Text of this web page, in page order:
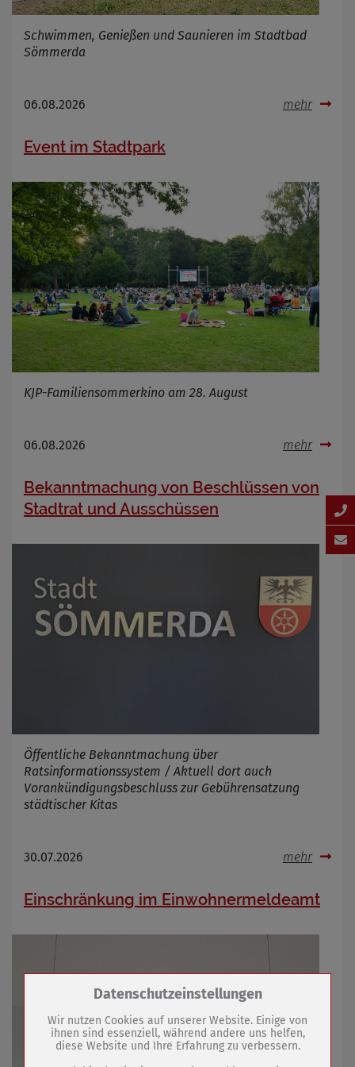
Schwimmen, Genießen und Saunieren im Stadtbad
Sömmerda
06.08.2026 mehr
Event im Stadtpark
KJP-Familiensommerkino am 28. August
06.08.2026 mehr
Bekanntmachung von Beschlüssen von
Stadtrat und Ausschüssen
Öffentliche Bekanntmachung über
Ratsinformationssystem / Aktuell dort auch
Vorankündigungsbeschluss zur Gebührensatzung
städtischer Kitas
30.07.2026 mehr
Einschränkung im Einwohnermeldeamt
Zum Betrieb der Seite notwendige Cookies /
Name
PHP Session Cookie
Datenschutzeinstellungen
Wir nutzen Cookies auf unserer Website. Einige von
ihnen sind essenziell, während andere uns helfen,
diese Website und Ihre Erfahrung zu verbessern.